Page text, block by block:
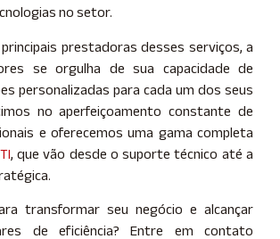
no setor.
prestadoras desses serviços, a
se orgulha de sua capacidade de
personalizadas para cada um dos seus
no aperfeiçoamento constante de
e oferecemos uma gama completa
, que vão desde o suporte técnico até a
transformar seu negócio e alcançar
de eficiência? Entre em contato